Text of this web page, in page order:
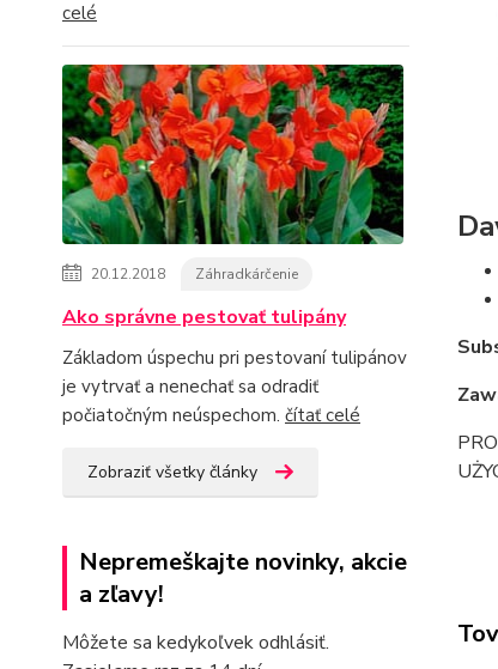
celé
20.12.2018 Záhradkárčenie
Ako správne pestovať tulipány
Základom úspechu pri pestovaní tulipánov
je vytrvať a nenechať sa odradiť
počiatočným neúspechom. čítať celé
Zobraziť všetky články
Nepremeškajte novinky, akcie
a zľavy!
Môžete sa kedykoľvek odhlásiť.